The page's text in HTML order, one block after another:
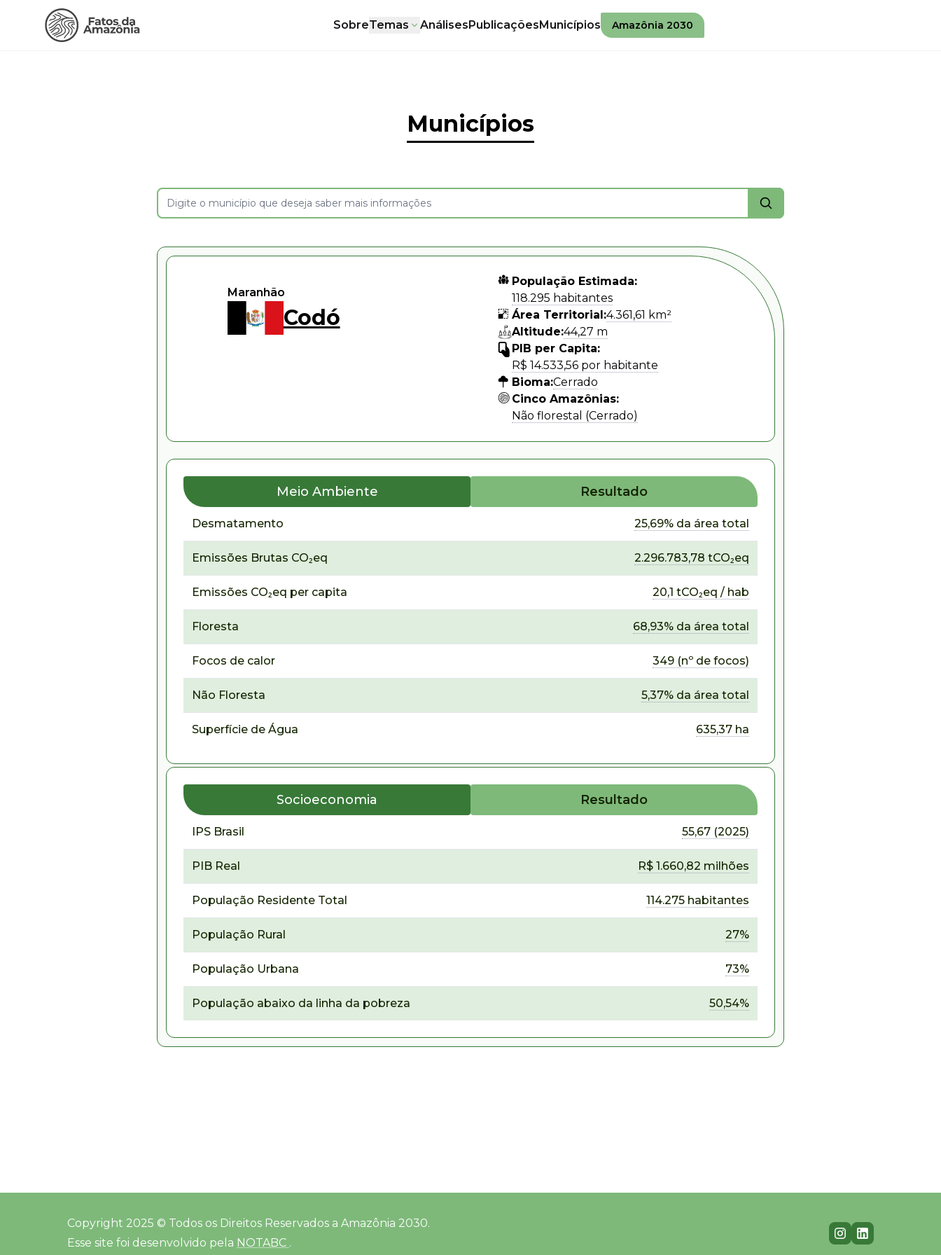
SobreTemas AnálisesPublicaçõesMunicípios Amazônia 2030
Municípios
Maranhão
Codó
População Estimada:
118.295 habitantes
Área Territorial:4.361,61 km²
Altitude:44,27 m
PIB per Capita:
R$ 14.533,56 por habitante
Bioma:Cerrado
Cinco Amazônias:
Não florestal (Cerrado)
Meio Ambiente Resultado
Desmatamento 25,69% da área total
Emissões Brutas CO₂eq 2.296.783,78 tCO₂eq
Emissões CO₂eq per capita 20,1 tCO₂eq / hab
Floresta 68,93% da área total
Focos de calor 349 (nº de focos)
Não Floresta 5,37% da área total
Superfície de Água 635,37 ha
Socioeconomia Resultado
IPS Brasil 55,67 (2025)
PIB Real R$ 1.660,82 milhões
População Residente Total 114.275 habitantes
População Rural 27%
População Urbana 73%
População abaixo da linha da pobreza 50,54%
Copyright 2025 © Todos os Direitos Reservados a Amazônia 2030.
Esse site foi desenvolvido pela NOTABC .